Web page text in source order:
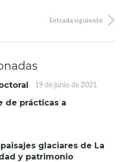
Entrada siguiente
19 de junio de 2021
de prácticas a
glaciares de La
y patrimonio